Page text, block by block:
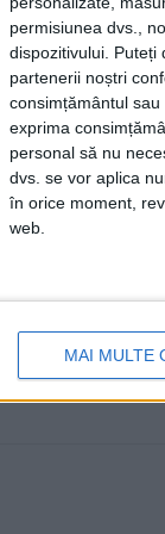
permisiunea dvs.,
dispozitivului. Puteți
partenerii noștri
consimțământul
exprima
personal să nu
dvs. se vor aplica
în orice moment,
web.
MAI MULTE